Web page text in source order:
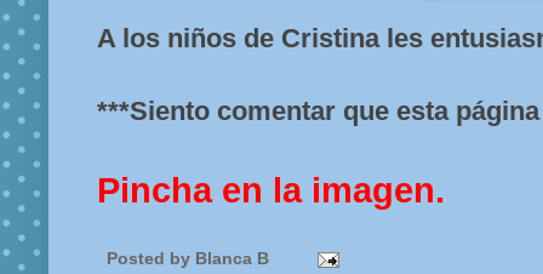
A los niños de Cristina les
***Siento comentar que esta
Pincha en la imagen.
Posted by Blanca B